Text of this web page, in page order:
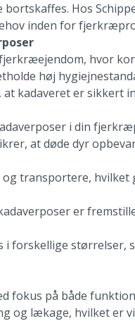
Hos
inden for
hvor
høj
kadaveret er sikkert
i din
at døde dyr
transportere, hvilket
er
i forskellige størrelser,
fokus på både
og lækage, hvilket er